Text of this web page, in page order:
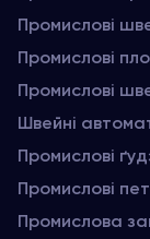
Промислові
Промислові
Промислові
Швейні
Промислові
Промислові
Промислова